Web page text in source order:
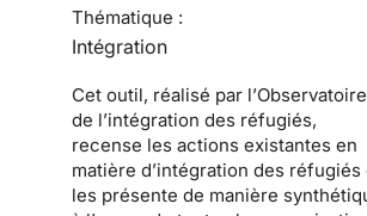
Thématique :
Intégration
Cet outil, réalisé par l’Observatoire
de l’intégration des réfugiés,
recense les actions existantes en
matière d’intégration des réfugiés
les présente de manière